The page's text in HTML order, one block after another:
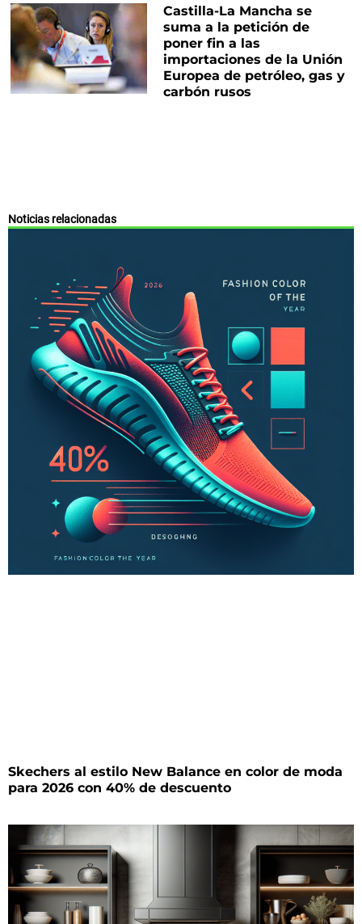
Castilla-La Mancha se
suma a la petición de
poner fin a las
importaciones de la Unión
Europea de petróleo, gas y
carbón rusos
Noticias relacionadas
Skechers al estilo New Balance en color de moda
para 2026 con 40% de descuento